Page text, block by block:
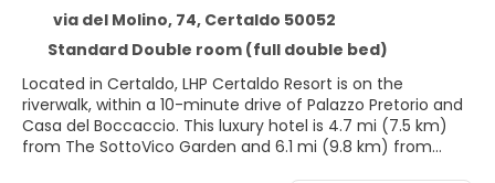
via del Molino, 74, Certaldo 50052
Standard Double room (full double bed)
Located in Certaldo, LHP Certaldo Resort is on the
riverwalk, within a 10-minute drive of Palazzo Pretorio and
Casa del Boccaccio. This luxury hotel is 4.7 mi (7.5 km)
from The SottoVico Garden and 6.1 mi (9.8 km) from